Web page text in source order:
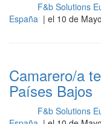
F&b Solutions
España | el 10 de
Camarero/a
Países Bajos
F&b Solutions